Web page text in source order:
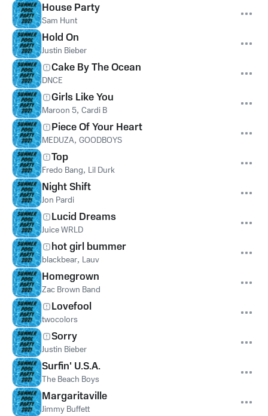
House Party
Sam Hunt
Hold On
Justin Bieber
Cake By The Ocean
DNCE
Girls Like You
Maroon 5, Cardi B
Piece Of Your Heart
MEDUZA, GOODBOYS
Top
Fredo Bang, Lil Durk
Night Shift
Jon Pardi
Lucid Dreams
Juice WRLD
hot girl bummer
blackbear, Lauv
Homegrown
Zac Brown Band
Lovefool
twocolors
Sorry
Justin Bieber
Surfin' U.S.A.
The Beach Boys
Margaritaville
Jimmy Buffett